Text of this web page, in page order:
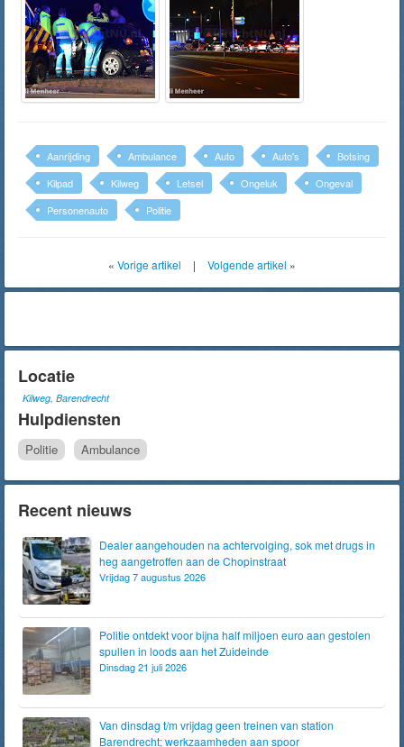
Aanrijding Ambulance Auto Auto's
Botsing
Kilpad
Kilweg Letsel Ongeluk
Ongeval
Personenauto
Politie
« Vorige artikel | Volgende artikel »
Locatie
Kilweg, Barendrecht
Hulpdiensten
Politie Ambulance
Recent nieuws
Dealer aangehouden na achtervolging, sok met drugs in
heg aangetroffen aan de Chopinstraat
Vrijdag 7 augustus 2026
Politie ontdekt voor bijna half miljoen euro aan gestolen
spullen in loods aan het Zuideinde
Dinsdag 21 juli 2026
Van dinsdag t/m vrijdag geen treinen van station
Barendrecht; werkzaamheden aan spoor